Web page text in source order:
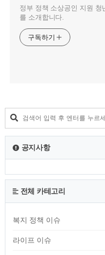
정부 정책 소상공인 지원 청
를 소개합니다.
구독하기
공지사항
전체 카테고리
복지 정책 이슈
라이프 이슈